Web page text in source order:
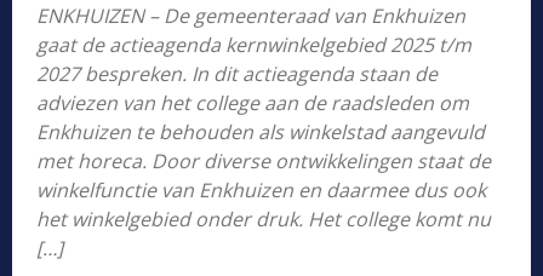
ENKHUIZEN – De gemeenteraad van Enkhuizen
gaat de actieagenda kernwinkelgebied 2025 t/m
2027 bespreken. In dit actieagenda staan de
adviezen van het college aan de raadsleden om
Enkhuizen te behouden als winkelstad aangevuld
met horeca. Door diverse ontwikkelingen staat de
winkelfunctie van Enkhuizen en daarmee dus ook
het winkelgebied onder druk. Het college komt nu
[…]